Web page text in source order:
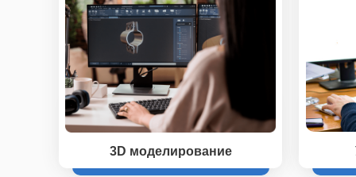
3D моделирование